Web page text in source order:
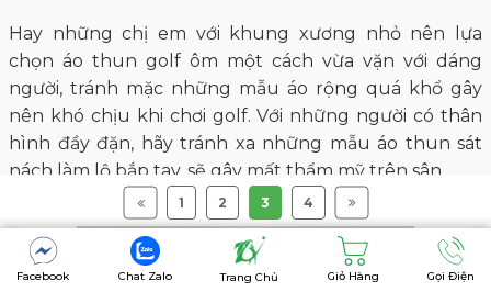
1 2 3 4
Hay những chị em với khung xương nhỏ nên lựa
chọn áo thun golf ôm một cách vừa vặn với dáng
người, tránh mặc những mẫu áo rộng quá khổ gây
nên khó chịu khi chơi golf. Với những người có thân
hình đầy đặn, hãy tránh xa những mẫu áo thun sát
nách làm lộ bắp tay, sẽ gây mất thẩm mỹ trên sân.
Facebook Chat Zalo Trang Chủ Giỏ Hàng Gọi Điện